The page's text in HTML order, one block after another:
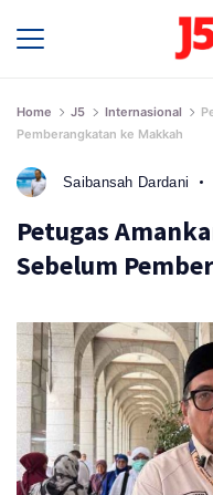
Home J5 Internasional
Pemberangkatan ke Makkah
Saibansah Dardani
Petugas
Sebelum